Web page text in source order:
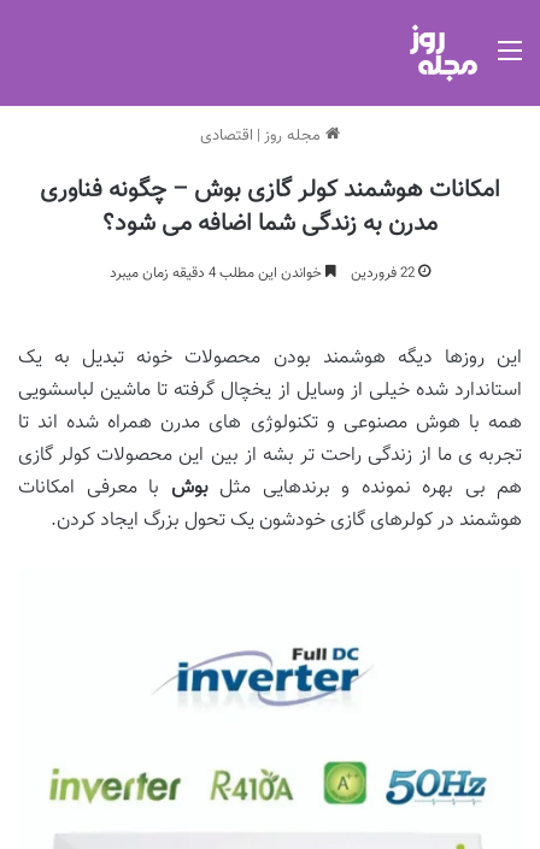
مجله روز | اقتصادی
امکانات هوشمند کولر گازی بوش – چگونه فناوری
مدرن به زندگی شما اضافه می شود؟
22 فروردین خواندن این مطلب 4 دقیقه زمان میبرد
این روزها دیگه هوشمند بودن محصولات خونه تبدیل به یک
استاندارد شده خیلی از وسایل از یخچال گرفته تا ماشین لباسشویی
همه با هوش مصنوعی و تکنولوژی های مدرن همراه شده اند تا
تجربه ی ما از زندگی راحت تر بشه از بین این محصولات کولر گازی
هم بی بهره نمونده و برندهایی مثلبوش با معرفی امکانات
هوشمند در کولرهای گازی خودشون یک تحول بزرگ ایجاد کردن.